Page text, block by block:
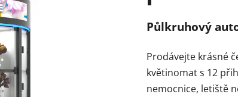
Půlkruhový
Prodávejte krásné
květinomat s 12
nemocnice, letiště